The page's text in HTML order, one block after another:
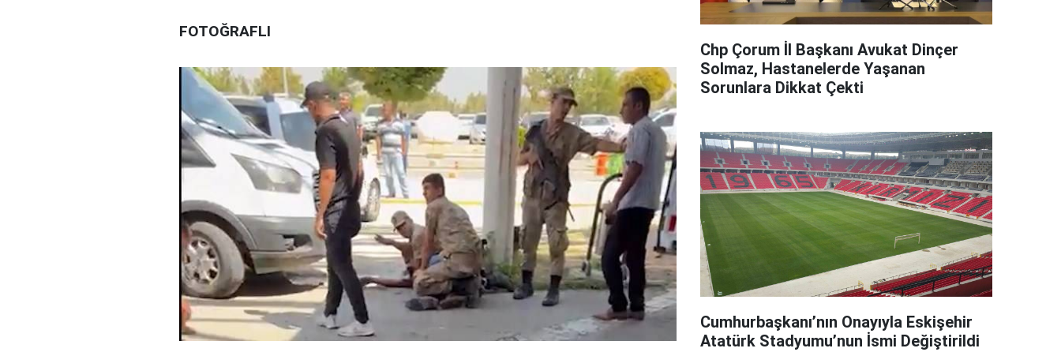
FOTOĞRAFLI
Chp Çorum İl Başkanı Avukat Dinçer
Solmaz, Hastanelerde Yaşanan
Sorunlara Dikkat Çekti
Cumhurbaşkanı’nın Onayıyla Eskişehir
Atatürk Stadyumu’nun İsmi Değiştirildi